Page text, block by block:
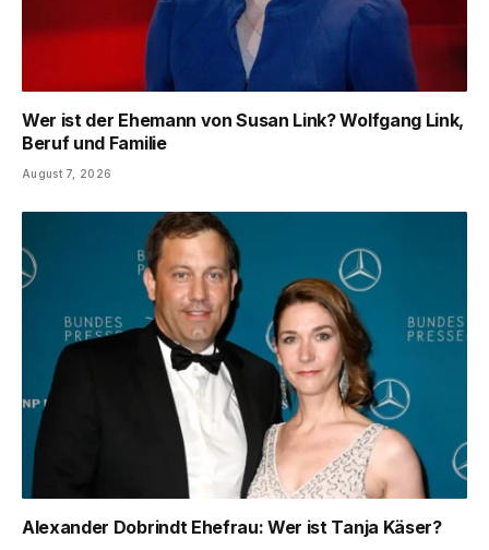
Wer ist der Ehemann von Susan Link? Wolfgang Link,
Beruf und Familie
August 7, 2026
Alexander Dobrindt Ehefrau: Wer ist Tanja Käser?